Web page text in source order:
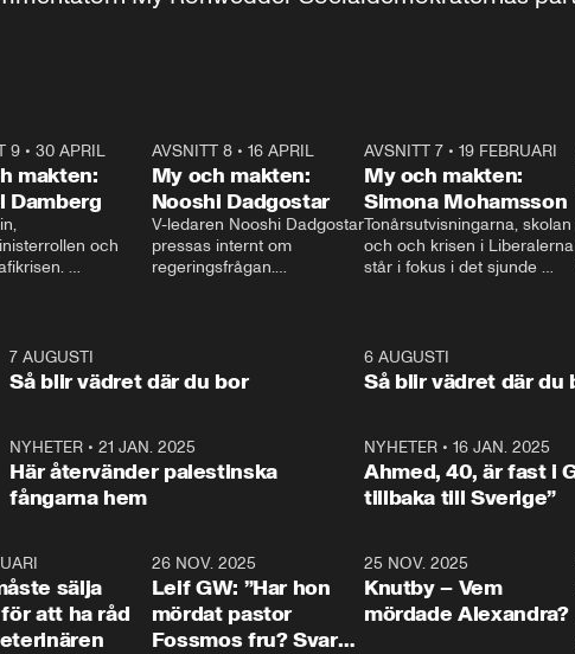
9• 30 APRIL
makten:
Damberg
och
och Makten.
AVSNITT 8• 16 APRIL
My och makten:
Nooshi Dadgostar
V-ledaren Nooshi Dadgostar
pressas internt om
regeringsfrågan.
– Vi ställer upp i val. Ska vi
vara med så sitter vi förstås
AVSNITT 7• 19 FEBRUARI
My och makten:
Simona Mohamsson
Tonårsutvisningarna, skolan
och och krisen i Liberalerna
står i fokus i det sjunde
kommentator My
Rohwedder ställer
utbildnings- och
Mohamsson till svars.
7 AUGUSTI
Så blir vädret där du bor
6 AUGUSTI
Så blir vädret där du
NYHETER •21 JAN. 2025
Här återvänder palestinska
fångarna hem
NYHETER• 16 JAN. 2025
Ahmed, 40, är fast i
tillbaka till Sverige”
sälja
att ha råd
26 NOV. 2025
Leif GW: ”Har hon
mördat pastor
Fossmos fru? Svar
25 NOV. 2025
Knutby – Vem
mördade Alexandra?